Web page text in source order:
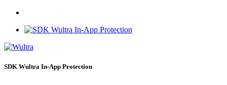
SDK Wultra In-App Protection